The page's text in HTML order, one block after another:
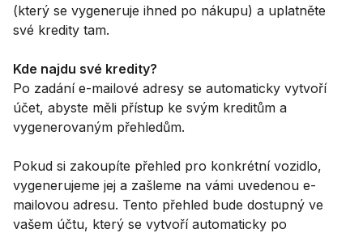
(který se vygeneruje ihned po nákupu) a uplatněte
své kredity tam.
Kde najdu své kredity?
Po zadání e-mailové adresy se automaticky vytvoří
účet, abyste měli přístup ke svým kreditům a
vygenerovaným přehledům.
Pokud si zakoupíte přehled pro konkrétní vozidlo,
vygenerujeme jej a zašleme na vámi uvedenou e-
mailovou adresu. Tento přehled bude dostupný ve
vašem účtu, který se vytvoří automaticky po